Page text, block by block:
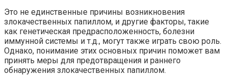
Это не единственные причины возникновения
злокачественных папиллом, и другие факторы, такие
как генетическая предрасположенность, болезни
иммунной системы и т.д., могут также играть свою роль.
Однако, понимание этих основных причин поможет вам
принять меры для предотвращения и раннего
обнаружения злокачественных папиллом.